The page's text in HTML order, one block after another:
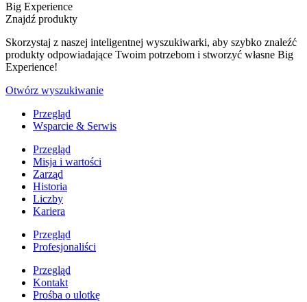
Big Experience
Znajdź produkty
Skorzystaj z naszej inteligentnej wyszukiwarki, aby szybko znaleźć
produkty odpowiadające Twoim potrzebom i stworzyć własne Big
Experience!
Otwórz wyszukiwanie
Przegląd
Wsparcie & Serwis
Przegląd
Misja i wartości
Zarząd
Historia
Liczby
Kariera
Przegląd
Profesjonaliści
Przegląd
Kontakt
Prośba o ulotkę